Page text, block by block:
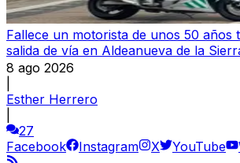
Fallece un motorista de unos 50 años
salida de vía en Aldeanueva de la
8 ago 2026
Esther Herrero
27
Facebook
Instagram X YouTube